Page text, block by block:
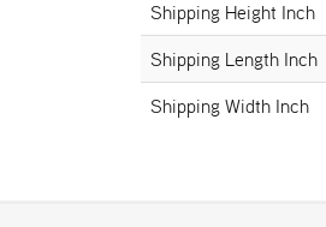
Shipping Height Inch
Shipping Length Inch
Shipping Width Inch